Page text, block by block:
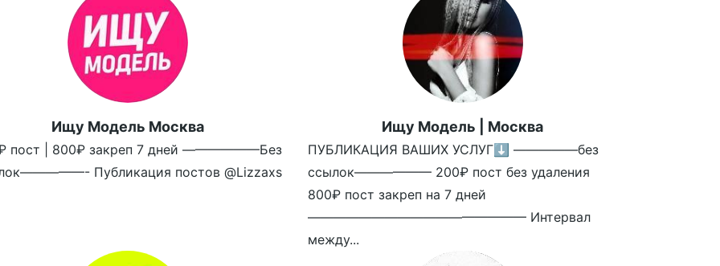
Ищу Модель Москва
пост | 800₽ закреп 7 дней ——————Без
Публикация постов @Lizzaxs
Ищу Модель | Москва
ПУБЛИКАЦИЯ ВАШИХ УСЛУГ⬇️ —————без
ссылок—————— 200₽ пост без удаления
800₽ пост закреп на 7 дней
————————————————— Интервал
между...